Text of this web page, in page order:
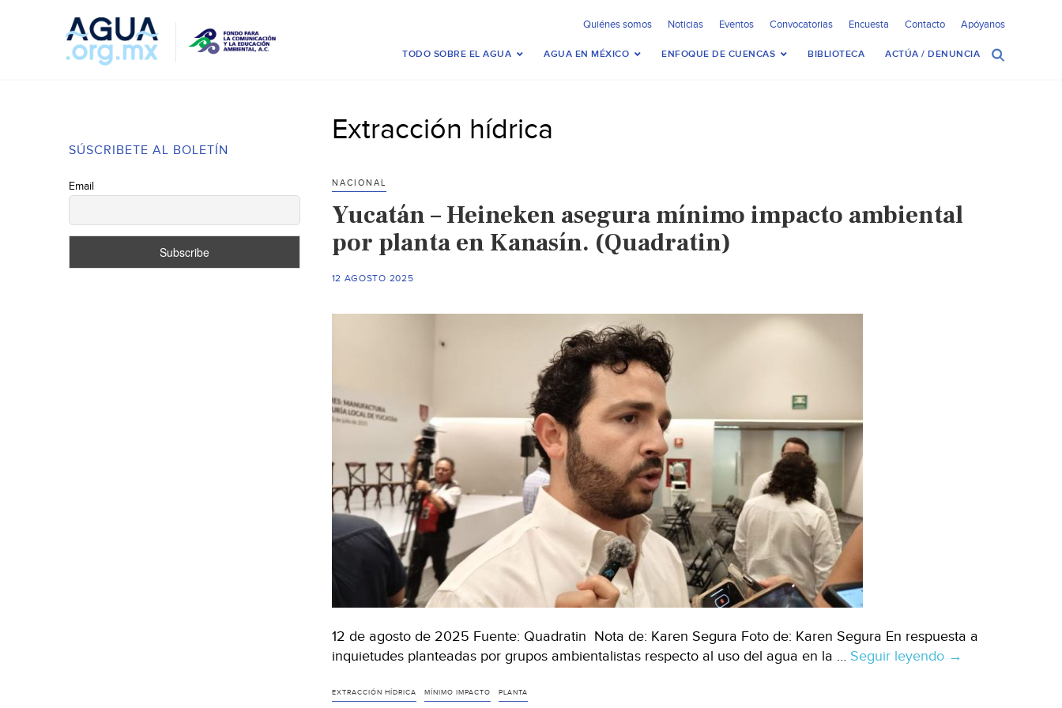
Quiénes somos Noticias Eventos Convocatorias Encuesta Contacto Apóyanos
TODO SOBRE EL AGUA AGUA EN MÉXICO ENFOQUE DE CUENCAS BIBLIOTECA ACTÚA / DENUNCIA
SÚSCRIBETE AL BOLETÍN
Email
Extracción hídrica
NACIONAL
Yucatán – Heineken asegura mínimo impacto ambiental
por planta en Kanasín. (Quadratin)
12 AGOSTO 2025
12 de agosto de 2025 Fuente: Quadratin Nota de: Karen Segura Foto de: Karen Segura En respuesta a
inquietudes planteadas por grupos ambientalistas respecto al uso del agua en la … Seguir leyendo Yucatán
→
EXTRACCIÓN HÍDRICA MÍNIMO IMPACTO PLANTA